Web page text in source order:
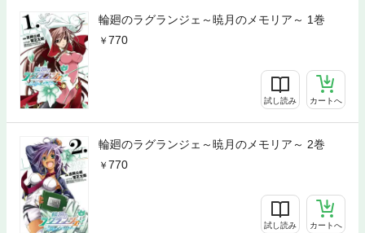
輪廻のラグランジェ～暁月のメモリア～ 1巻
770
試し読み カートへ
輪廻のラグランジェ～暁月のメモリア～ 2巻
770
試し読み カートへ